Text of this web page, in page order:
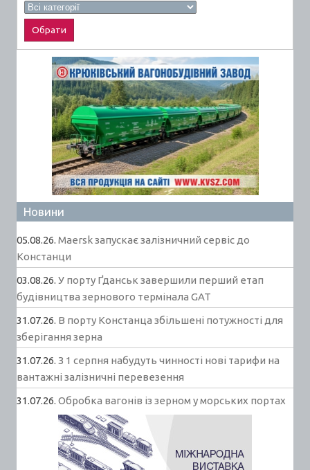
Новини
05.08.26. Maersk запускає залізничний сервіс до
Констанци
03.08.26. У порту Ґданськ завершили перший етап
будівництва зернового термінала GAT
31.07.26. В порту Констанца збільшені потужності для
зберігання зерна
31.07.26. З 1 серпня набудуть чинності нові тарифи на
вантажні залізничні перевезення
31.07.26. Обробка вагонів із зерном у морських портах